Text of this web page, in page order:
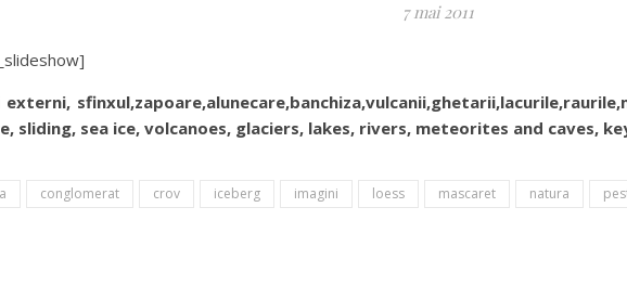
7 mai 2011
sliding, sea ice, volcanoes, glaciers, lakes, rivers, meteorites and caves,
conglomerat crov iceberg imagini loess mascaret natura